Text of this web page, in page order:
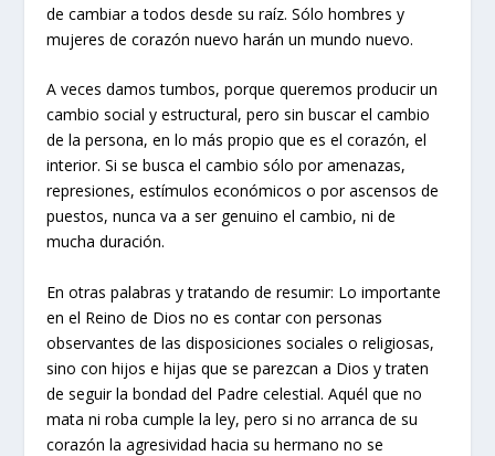
de cambiar a todos desde su raíz. Sólo hombres y
mujeres de corazón nuevo harán un mundo nuevo.
A veces damos tumbos, porque queremos producir un
cambio social y estructural, pero sin buscar el cambio
de la persona, en lo más propio que es el corazón, el
interior. Si se busca el cambio sólo por amenazas,
represiones, estímulos económicos o por ascensos de
puestos, nunca va a ser genuino el cambio, ni de
mucha duración.
En otras palabras y tratando de resumir: Lo importante
en el Reino de Dios no es contar con personas
observantes de las disposiciones sociales o religiosas,
sino con hijos e hijas que se parezcan a Dios y traten
de seguir la bondad del Padre celestial. Aquél que no
mata ni roba cumple la ley, pero si no arranca de su
corazón la agresividad hacia su hermano no se